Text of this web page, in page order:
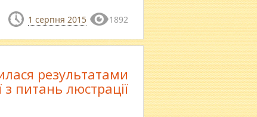
1 серпня 2015 1892
результатами
з питань люстрації